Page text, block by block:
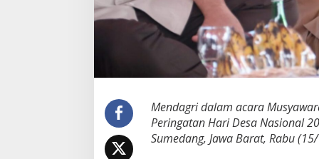
n
c
w
s
e
m
b
Mendagri dalam acara
Peringatan Hari Desa Nasional
Sumedang, Jawa Barat, Rabu